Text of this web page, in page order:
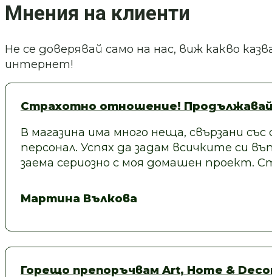
Мнения на клиенти
Не се доверявай само на нас, виж какво
интернет!
Страхотно отношение!
В магазина има много неща, свързани
персонал. Успях да задам всичките си
заема сериозно с моя домашен
Мартина Вълкова
Горещо препоръчвам Art, Home &